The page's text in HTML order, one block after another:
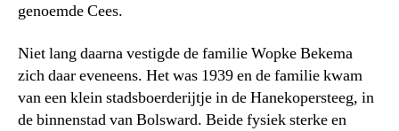
genoemde Cees.
Niet lang daarna vestigde de familie Wopke Bekema
zich daar eveneens. Het was 1939 en de familie kwam
van een klein stadsboerderijtje in de Hanekopersteeg, in
de binnenstad van Bolsward. Beide fysiek sterke en